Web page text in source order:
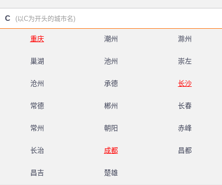
C (以C为开头的城市名)
重庆 潮州 滁州
巢湖 池州 崇左
沧州 承德 长沙
常德 郴州 长春
常州 朝阳 赤峰
长治 成都 昌都
昌吉 楚雄